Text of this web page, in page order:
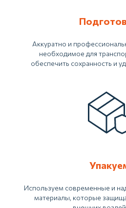
Аккуратно и
необходимое для
обеспечить сохранность и
Используем современные и
материалы, которые